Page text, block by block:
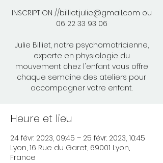
INSCRIPTION //billiet.julie@gmail.com ou
06 22 33 93 06
Julie Billiet, notre psychomotricienne,
experte en physiologie du
mouvement chez l'enfant vous offre
chaque semaine des ateliers pour
accompagner votre enfant.
Heure et lieu
24 févr. 2023, 09:45 – 25 févr. 2023, 10:45
Lyon, 16 Rue du Garet, 69001 Lyon,
France